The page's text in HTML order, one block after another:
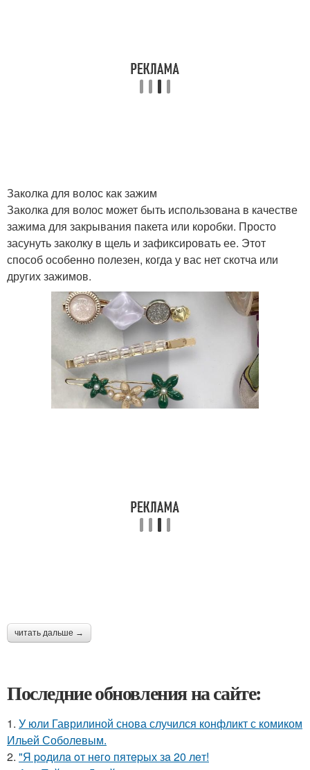
Заколка для волос как зажим
Заколка для волос может быть использована в качестве
зажима для закрывания пакета или коробки. Просто
засунуть заколку в щель и зафиксировать ее. Этот
способ особенно полезен, когда у вас нет скотча или
других зажимов.
читать дальше →
Последние обновления на сайте:
1. У юли Гаврилиной снова случился конфликт с комиком
Ильей Соболевым.
2. "Я poдилa oт нeгo пятepых зa 20 лeт!